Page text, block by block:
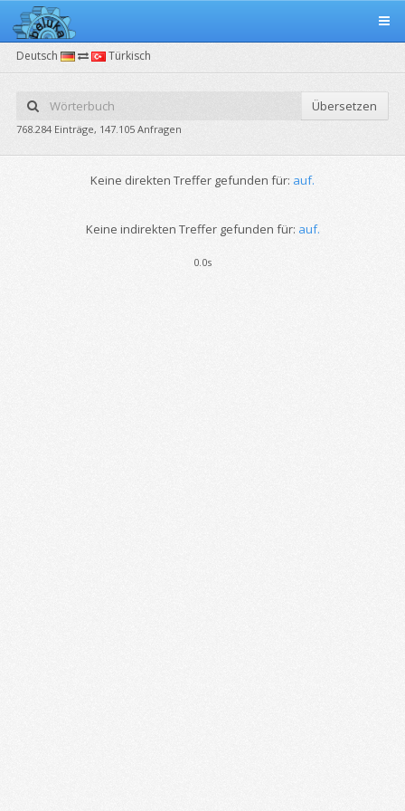
Deutsch Türkisch
Übersetzen
768.284 Einträge, 147.105 Anfragen
Keine direkten Treffer gefunden für: auf.
Keine indirekten Treffer gefunden für: auf.
0.0s